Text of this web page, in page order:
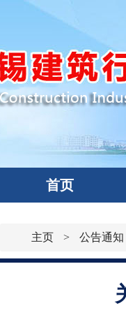
首页
主页 > 公告通知